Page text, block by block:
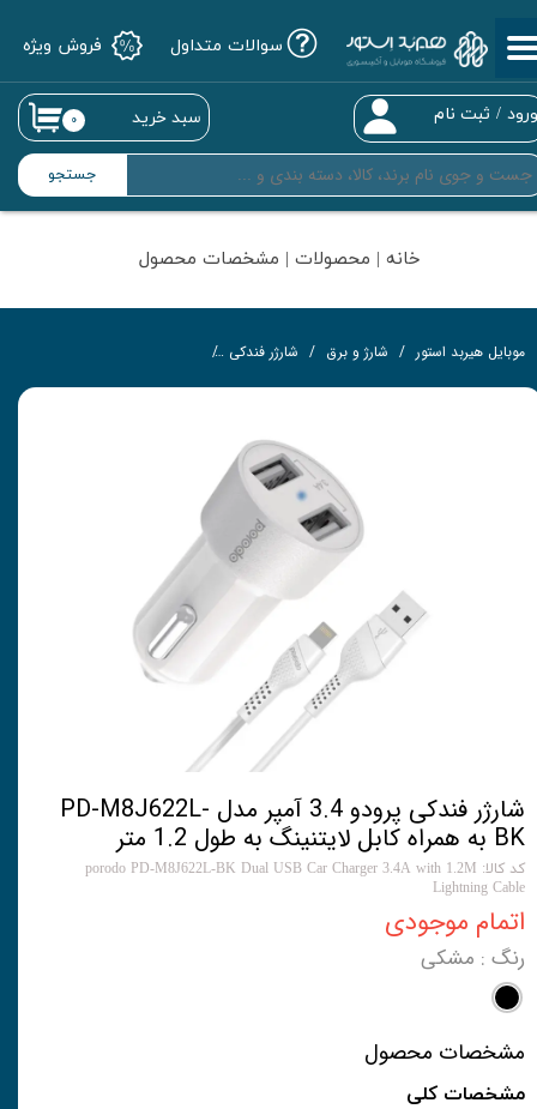
جستجو
/ ثبت نام
حساب کاربری من
تغییر گذر واژه
سفارشات
خروج از حساب کاربری
۰ سبد خرید
سوالات متداول فروش ویژه
خانه | محصولات | مشخصات محصول
موبایل هیربد استور شارژ و برق شارژر فندکی
شارژر فندکی پرودو 3.4 آمپر مدل PD-M8J622L-
BK به همراه کابل لایتنینگ به طول 1.2 متر
کد کالا: porodo PD-M8J622L-BK Dual USB Car Charger 3.4A with 1.2M
Lightning Cable
اتمام موجودی
رنگ : مشکی
مشخصات محصول
مشخصات کلی